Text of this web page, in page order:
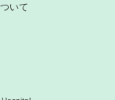
いて